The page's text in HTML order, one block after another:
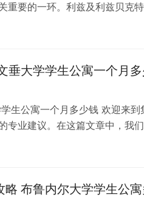
重要的一环。利兹及利兹贝克
的…
垂大学学生公寓一个月
生公寓一个月多少钱 欢迎来到
专业建议。在这篇文章中，我
以…
布鲁内尔大学学生公